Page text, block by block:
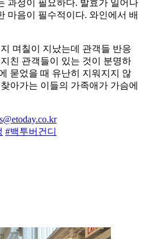
과정이 필요하다. 발효가 일어나
마음이 필수적이다. 와인에서 배
며칠이 지났는데 관객들 반응
친 관객들이 있는 것이 분명하
묻었을 때 유난히 지워지지 않
아가는 이들의 가족애가 가슴에
#백투버건디